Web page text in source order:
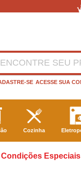
SE ACESSE SUA
Cozinha
Condições